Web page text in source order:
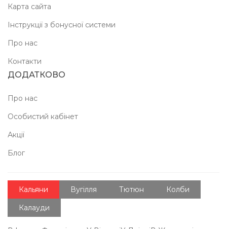
Карта сайта
Інструкції з бонусної системи
Про нас
Контакти
ДОДАТКОВО
Про нас
Особистий кабінет
Акції
Блог
Кальяни Вугілля Тютюн
Колби
Калауди